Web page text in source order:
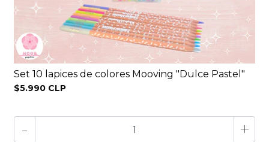
Set 10 lapices de colores Mooving "Dulce Pastel"
$5.990 CLP
- +